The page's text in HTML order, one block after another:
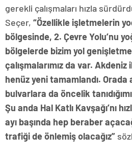
gerekli çalışmaları hızla
Seçer, “Özellikle işletmelerin
bölgesinde, 2. Çevre Yolu’nu
bölgelerde bizim yol
çalışmalarımız da var.
henüz yeni tamamlandı. Orada
bulvarlara da öncelik
Şu anda Hal Katlı Kavşağı’nı
ayı başında hep beraber
trafiği de önlemiş olacağız”